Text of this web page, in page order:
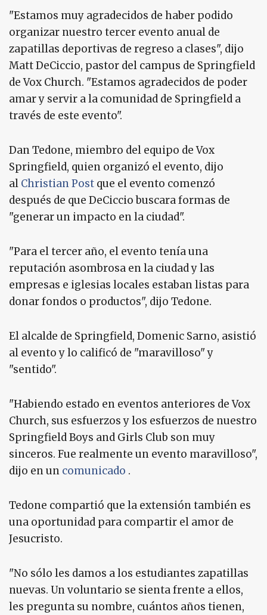
"Estamos muy agradecidos de haber podido
organizar nuestro tercer evento anual de
zapatillas deportivas de regreso a clases", dijo
Matt DeCiccio, pastor del campus de Springfield
de Vox Church. "Estamos agradecidos de poder
amar y servir a la comunidad de Springfield a
través de este evento".
Dan Tedone, miembro del equipo de Vox
Springfield, quien organizó el evento, dijo
al Christian Post que el evento comenzó
después de que DeCiccio buscara formas de
"generar un impacto en la ciudad".
"Para el tercer año, el evento tenía una
reputación asombrosa en la ciudad y las
empresas e iglesias locales estaban listas para
donar fondos o productos", dijo Tedone.
El alcalde de Springfield, Domenic Sarno, asistió
al evento y lo calificó de "maravilloso" y
"sentido".
"Habiendo estado en eventos anteriores de Vox
Church, sus esfuerzos y los esfuerzos de nuestro
Springfield Boys and Girls Club son muy
sinceros. Fue realmente un evento maravilloso",
dijo en un comunicado .
Tedone compartió que la extensión también es
una oportunidad para compartir el amor de
Jesucristo.
"No sólo les damos a los estudiantes zapatillas
nuevas. Un voluntario se sienta frente a ellos,
les pregunta su nombre, cuántos años tienen,